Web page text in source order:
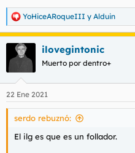
R
e
a
c
e
s
YoHiceARoqueIII y Alduin
ilovegintonic
Muerto por dentro+
22 Ene 2021
serdo rebuznó:
El ilg es que es un follador.